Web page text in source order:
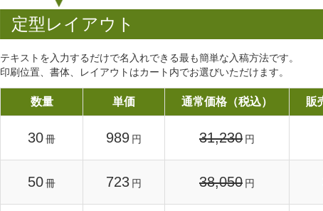
定型レイアウト
テキストを入力するだけで名入れできる最も簡単な入稿方法です。
印刷位置、書体、レイアウトはカート内でお選びいただけます。
数量 単価 通常価格（税込） 販
30冊 989 円 31,230 円
50冊 723 円 38,050 円